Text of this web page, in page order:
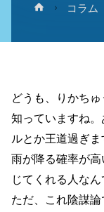
ホ
ム
コラム
どうも、りかち
知っていますね
ルとか王道過ぎ
雨が降る確率が
じてくれる人な
ただ、これ陰謀